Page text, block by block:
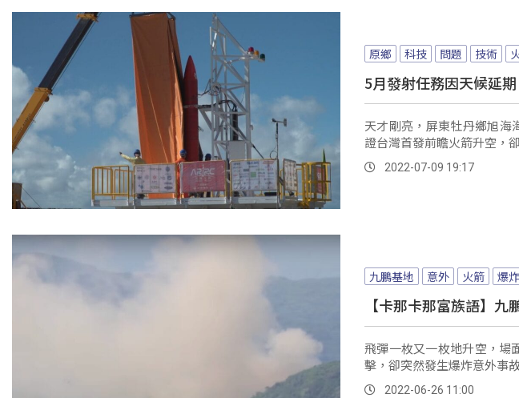
原鄉 科技 問題 技術
5月發射任務因天候延
天才剛亮，屏東牡丹鄉旭海
證台灣首發前瞻火箭升空，
2022-07-09 19:17
九鵬基地 意外 火箭 爆炸
【卡那卡那富族語】
飛彈一枚又一枚地升空，場
擊，卻突然發生爆炸意外事
2022-06-26 11:00